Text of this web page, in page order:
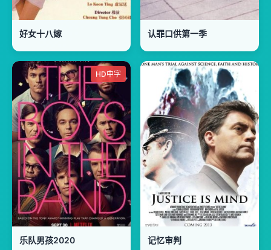
好女十八嫁 认罪口供第一季
HD中字
乐队男孩2020 记忆审判